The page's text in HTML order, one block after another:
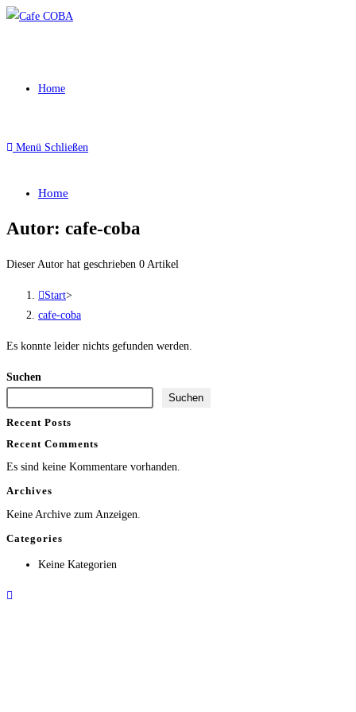
Zum
Home
Menü Schließen
Home
Autor: cafe-coba
Dieser Autor hat geschrieben 0 Artikel
Start>
cafe-coba
Es konnte leider nichts gefunden werden.
Suchen
Suchen
Recent Posts
Recent Comments
Es sind keine Kommentare vorhanden.
Archives
Keine Archive zum Anzeigen.
Categories
Keine Kategorien